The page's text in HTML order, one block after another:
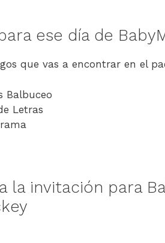
ese día de
que vas a encontrar en el
Balbuceo
Letras
la invitación para